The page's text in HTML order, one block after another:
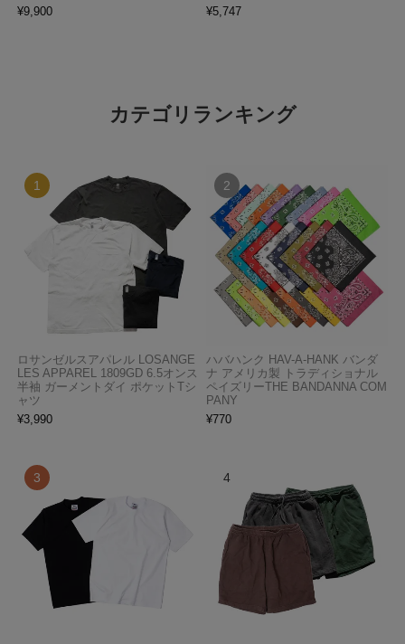
¥9,900
¥5,747
カテゴリランキング
ロサンゼルスアパレル LOSANGE
LES APPAREL 1809GD 6.5オンス
半袖 ガーメントダイ ポケットTシ
ャツ
¥3,990
ハバハンク HAV-A-HANK バンダ
ナ アメリカ製 トラディショナル
ペイズリーTHE BANDANNA COM
PANY
¥770